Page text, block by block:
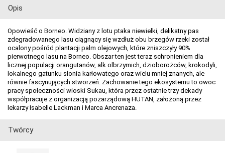
Opis
Opowieść o Borneo. Widziany z lotu ptaka niewielki, delikatny pas
zdegradowanego lasu ciągnący się wzdłuż obu brzegów rzeki został
ocalony pośród plantacji palm olejowych, które zniszczyły 90%
pierwotnego lasu na Borneo. Obszar ten jest teraz schronieniem dla
licznej populacji orangutanów, alk olbrzymich, dzioborożców, krokodyli,
lokalnego gatunku słonia karłowatego oraz wielu mniej znanych, ale
równie fascynujących stworzeń. Zachowanie tego ekosystemu to owoc
pracy społeczności wioski Sukau, która przez ostatnie trzy dekady
współpracuje z organizacją pozarządową HUTAN, założoną przez
lekarzy Isabelle Lackman i Marca Ancrenaza.
Twórcy